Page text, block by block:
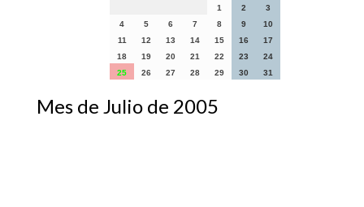
1
2
3
4
5 6 7 8 9
10
11
12 13 14 15 16
17
18
19 20 21 22 23
24
25
26 27 28 29 30 31
Mes de Julio de 2005